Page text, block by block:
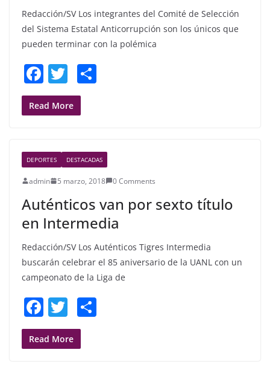
Redacción/SV Los integrantes del Comité de Selección
del Sistema Estatal Anticorrupción son los únicos que
pueden terminar con la polémica
F
a
c
b
o
o
k
T
w
itt
Read More
DEPORTES DESTACADAS
admin 5 marzo, 2018 0 Comments
Auténticos van por sexto título
en Intermedia
Redacción/SV Los Auténticos Tigres Intermedia
buscarán celebrar el 85 aniversario de la UANL con un
campeonato de la Liga de
F
a
c
T
w
itt
Read More